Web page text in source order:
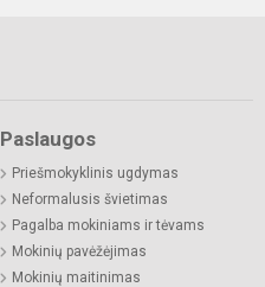
Paslaugos
Priešmokyklinis ugdymas
Neformalusis švietimas
Pagalba mokiniams ir tėvams
Mokinių pavėžėjimas
Mokinių maitinimas